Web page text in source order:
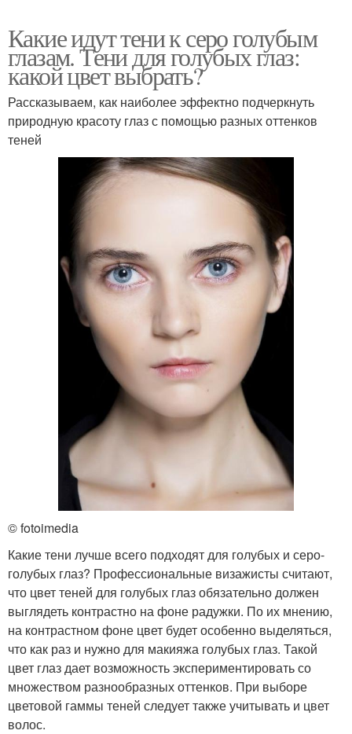
Какие идут тени к серо голубым
глазам. Тени для голубых глаз:
какой цвет выбрать?
Рассказываем, как наиболее эффектно подчеркнуть
природную красоту глаз с помощью разных оттенков
теней
© fotoimedia
Какие тени лучше всего подходят для голубых и серо-
голубых глаз? Профессиональные визажисты считают,
что цвет теней для голубых глаз обязательно должен
выглядеть контрастно на фоне радужки. По их мнению,
на контрастном фоне цвет будет особенно выделяться,
что как раз и нужно для макияжа голубых глаз. Такой
цвет глаз дает возможность экспериментировать со
множеством разнообразных оттенков. При выборе
цветовой гаммы теней следует также учитывать и цвет
волос.